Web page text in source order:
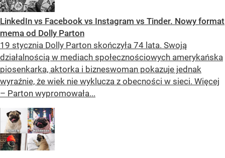
LinkedIn vs Facebook vs Instagram vs Tinder. Nowy format
mema od Dolly Parton
19 stycznia Dolly Parton skończyła 74 lata. Swoją
działalnością w mediach społecznościowych amerykańska
piosenkarka, aktorka i bizneswoman pokazuje jednak
wyraźnie, że wiek nie wyklucza z obecności w sieci. Więcej
– Parton wypromowała...